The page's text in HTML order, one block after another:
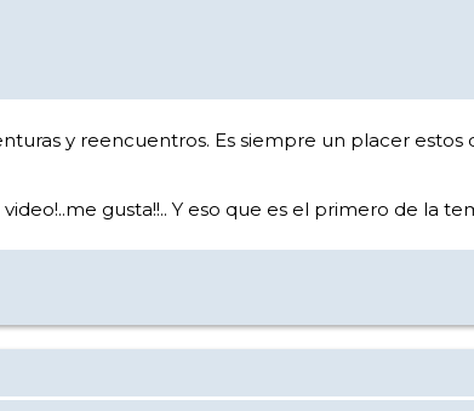
y reencuentros. Es siempre un placer
gusta!!.. Y eso que es el primero de la